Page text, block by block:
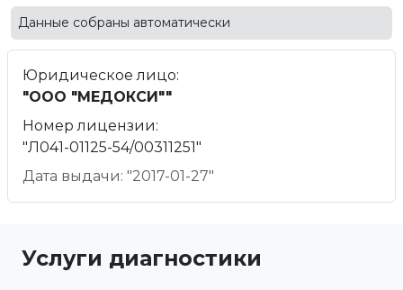
Данные собраны автоматически
Юридическое лицо:
"ООО "МЕДОКСИ""
Номер лицензии:
"Л041-01125-54/00311251"
Дата выдачи: "2017-01-27"
Услуги диагностики